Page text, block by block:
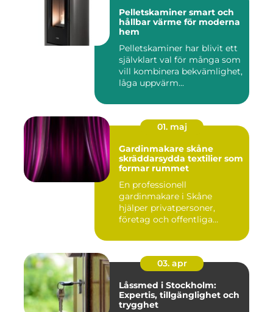
Pelletskaminer smart och
hållbar värme för moderna
hem
Pelletskaminer har blivit ett
självklart val för många som
vill kombinera bekvämlighet,
låga uppvärm...
01. maj
Gardinmakare skåne
skräddarsydda textilier som
formar rummet
En professionell
gardinmakare i Skåne
hjälper privatpersoner,
företag och offentliga
03. apr
Låssmed i Stockholm:
Expertis, tillgänglighet och
trygghet